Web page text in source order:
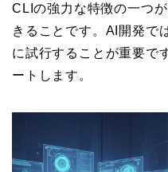
CLIの強力な特徴の一つ
きることです。AI開発で
に試行することが重要で
ートします。